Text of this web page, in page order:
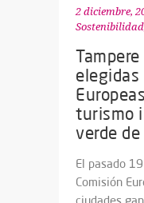
2 diciembre,
Sostenibilidad
elegidas
turismo
verde
El pasado
Comisión